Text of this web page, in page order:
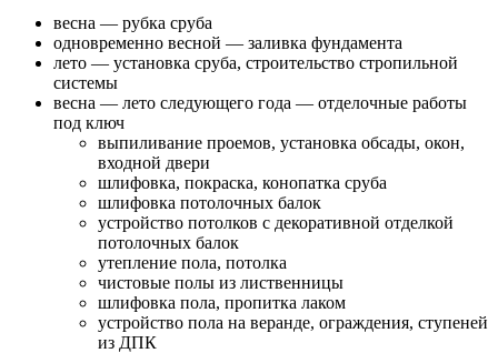
весна — рубка сруба
одновременно весной — заливка фундамента
лето — установка сруба, строительство стропильной
системы
весна — лето следующего года — отделочные работы
под ключ
выпиливание проемов, установка обсады, окон,
входной двери
шлифовка, покраска, конопатка сруба
шлифовка потолочных балок
устройство потолков с декоративной отделкой
потолочных балок
утепление пола, потолка
чистовые полы из лиственницы
шлифовка пола, пропитка лаком
устройство пола на веранде, ограждения, ступеней
из ДПК